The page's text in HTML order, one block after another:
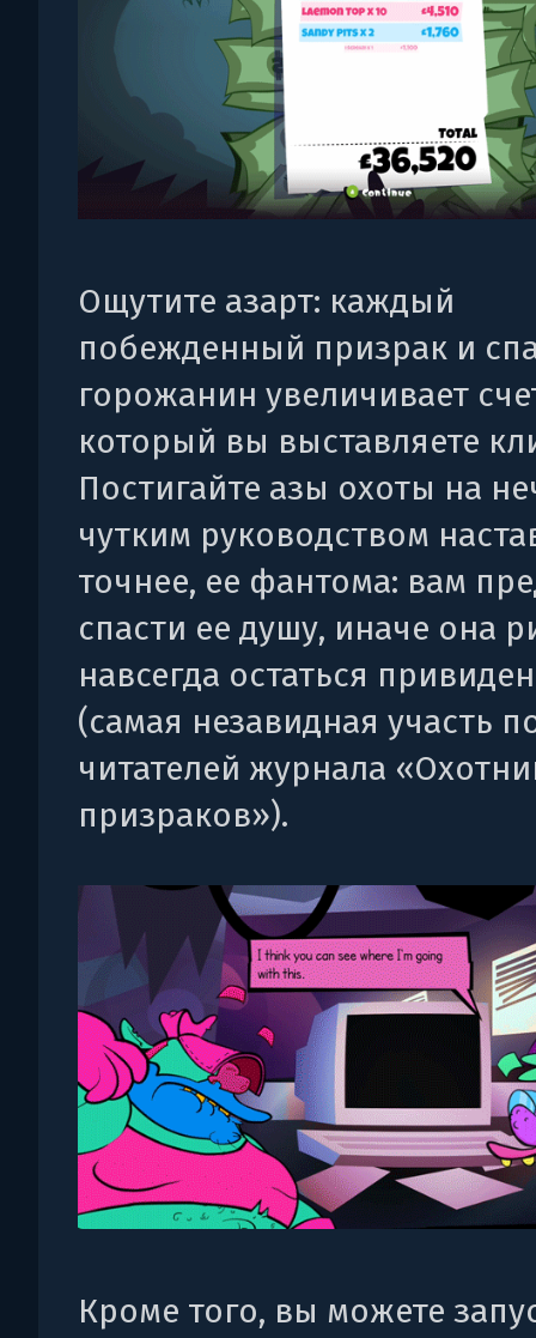
Ощутите азарт: каждый
побежденный призрак и
горожанин увеличивает
который вы выставляете
Постигайте азы охоты на
чутким руководством
точнее, ее фантома: вам
спасти ее душу, иначе она
навсегда остаться
(самая незавидная участь
читателей журнала
призраков»).
Кроме того, вы можете